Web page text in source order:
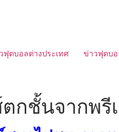
ฟุตบอลต่างประเทศ ข่าวฟุตบ
กชั้นจากพรี